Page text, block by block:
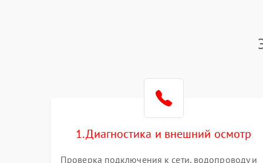
1. Диагностика и внешний осмотр
Проверка подключения к сети, водопроводу и